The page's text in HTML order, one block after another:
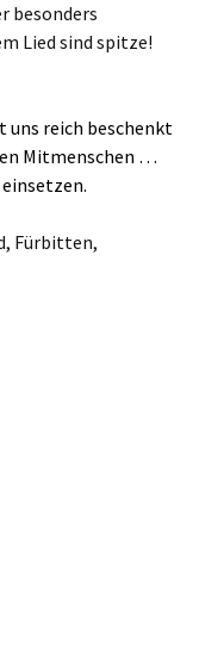
besonders
Lied sind spitze!
uns reich beschenkt
Mitmenschen …
Fürbitten,